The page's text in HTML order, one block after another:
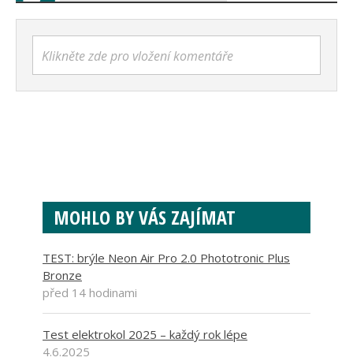
Klikněte zde pro vložení komentáře
MOHLO BY VÁS ZAJÍMAT
TEST: brýle Neon Air Pro 2.0 Phototronic Plus
Bronze
před 14 hodinami
Test elektrokol 2025 – každý rok lépe
4.6.2025